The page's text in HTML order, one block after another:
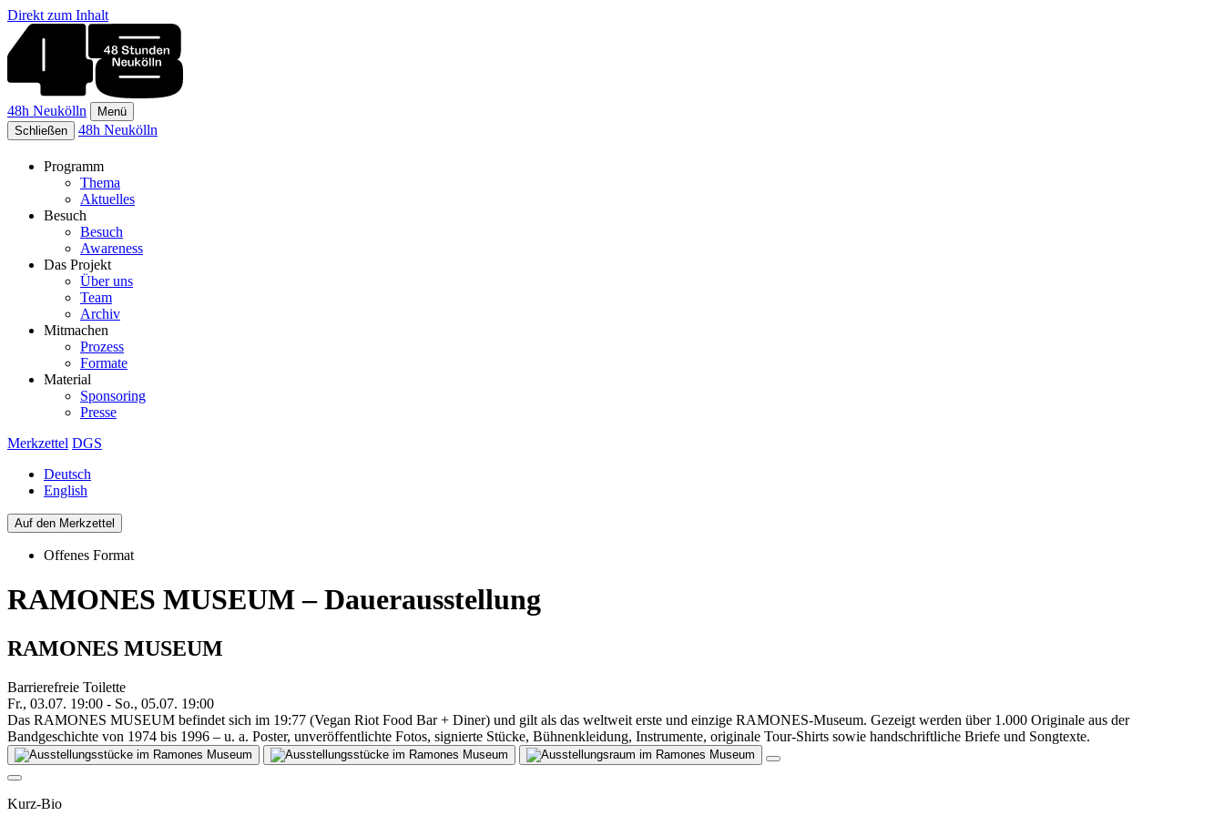
Direkt zum Inhalt
48h Neukölln
Menü
Schließen
48h Neukölln
Programm
Thema
Aktuelles
Besuch
Besuch
Awareness
Das Projekt
Über uns
Team
Archiv
Mitmachen
Prozess
Formate
Material
Sponsoring
Presse
Merkzettel DGS
Deutsch
English
Auf den Merkzettel
Offenes Format
RAMONES MUSEUM – Dauerausstellung
RAMONES MUSEUM
Barrierefreie Toilette
Fr., 03.07. 19:00 - So., 05.07. 19:00
Das RAMONES MUSEUM befindet sich im 19:77 (Vegan Riot Food Bar + Diner) und gilt als das weltweit erste und einzige RAMONES-Museum. Gezeigt werden über 1.000 Originale aus der
Bandgeschichte von 1974 bis 1996 – u. a. Poster, unveröffentlichte Fotos, signierte Stücke, Bühnenkleidung, Instrumente, originale Tour-Shirts sowie handschriftliche Briefe und Songtexte.
Kurz-Bio